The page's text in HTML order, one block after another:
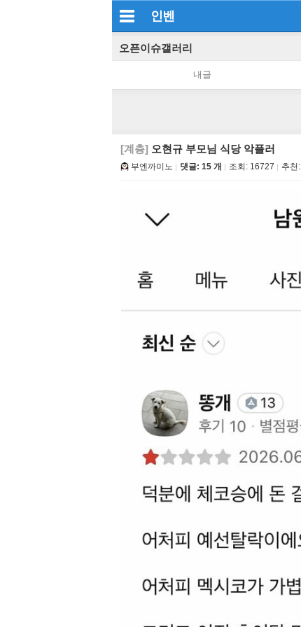
인벤
오픈이슈갤러리
내글
[계층] 오현규 부모님 식당 악플러
부엔까미노 댓글: 15 개 조회: 16727 추천: